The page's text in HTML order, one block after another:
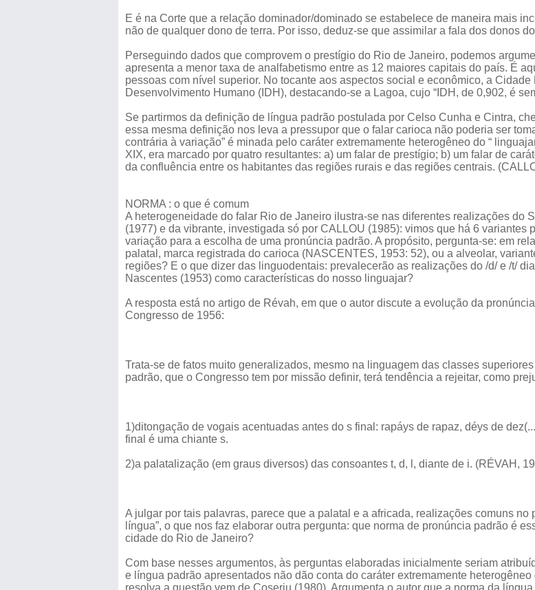
E é na Corte que a relação dominador/dominado se estabelece de maneira mais
não de qualquer dono de terra. Por isso, deduz-se que assimilar a fala dos donos
Perseguindo dados que comprovem o prestígio do Rio de Janeiro, podemos
apresenta a menor taxa de analfabetismo entre as 12 maiores capitais do país. É
pessoas com nível superior. No tocante aos aspectos social e econômico, a
Desenvolvimento Humano (IDH), destacando-se a Lagoa, cujo “IDH, de 0,902, é
Se partirmos da definição de língua padrão postulada por Celso Cunha e Cintra,
essa mesma definição nos leva a pressupor que o falar carioca não poderia ser
contrária à variação” é minada pelo caráter extremamente heterogêneo do “
XIX, era marcado por quatro resultantes: a) um falar de prestígio; b) um falar de
da confluência entre os habitantes das regiões rurais e das regiões centrais.
NORMA : o que é comum
A heterogeneidade do falar Rio de Janeiro ilustra-se nas diferentes realizações do
(1977) e da vibrante, investigada só por CALLOU (1985): vimos que há 6 variantes
variação para a escolha de uma pronúncia padrão. A propósito, pergunta-se: em
palatal, marca registrada do carioca (NASCENTES, 1953: 52), ou a alveolar,
regiões? E o que dizer das linguodentais: prevalecerão as realizações do /d/ e /t/
Nascentes (1953) como características do nosso linguajar?
A resposta está no artigo de Révah, em que o autor discute a evolução da
Congresso de 1956:
Trata-se de fatos muito generalizados, mesmo na linguagem das classes
padrão, que o Congresso tem por missão definir, terá tendência a rejeitar, como
1)ditongação de vogais acentuadas antes do s final: rapáys de rapaz, déys de
final é uma chiante s.
2)a palatalização (em graus diversos) das consoantes t, d, l, diante de i. (RÉVAH,
A julgar por tais palavras, parece que a palatal e a africada, realizações comuns no
língua”, o que nos faz elaborar outra pergunta: que norma de pronúncia padrão é
cidade do Rio de Janeiro?
Com base nesses argumentos, às perguntas elaboradas inicialmente seriam
e língua padrão apresentados não dão conta do caráter extremamente
resolva a questão vem de Coseriu (1980). Argumenta o autor que a norma da